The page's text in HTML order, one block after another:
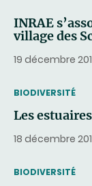
INRAE
village des
19 décembre
THEMATIC
BIODIVERSITÉ
Les
18 décembre
THEMATIC
BIODIVERSITÉ